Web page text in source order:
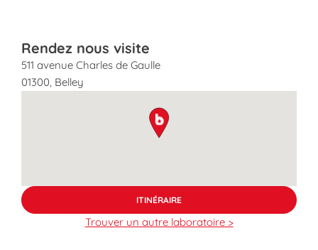
Rendez nous visite
511 avenue Charles de Gaulle
01300, Belley
map pin
ITINÉRAIRE
Trouver un autre laboratoire >